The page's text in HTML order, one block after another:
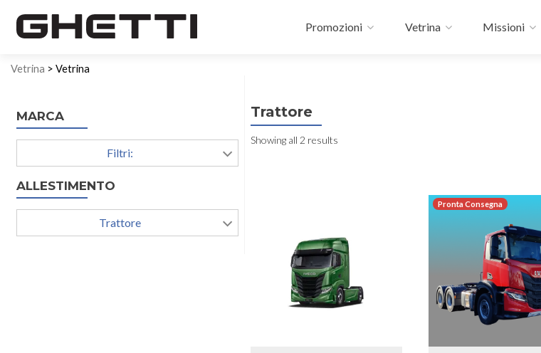
Promozioni Vetrina Missioni
Vetrina > Vetrina
MARCA
Filtri:
ALLESTIMENTO
Trattore
Trattore
Showing all 2 results
Pronta Consegna